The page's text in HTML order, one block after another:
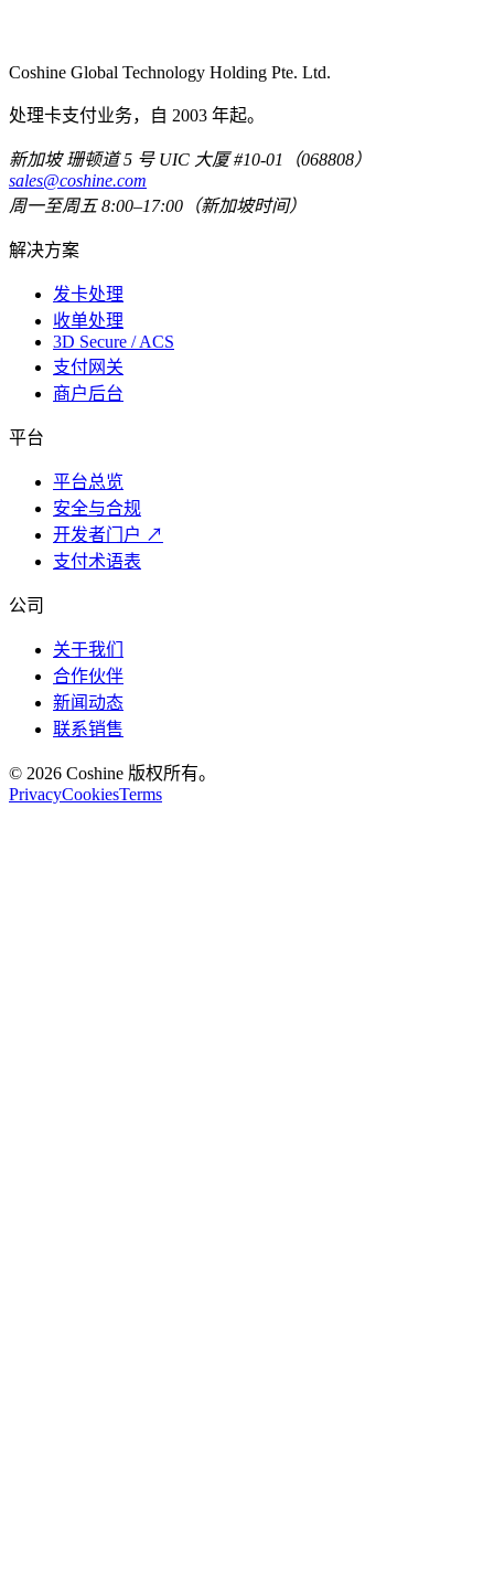
Coshine Global Technology Holding Pte. Ltd.
处理卡支付业务，自 2003 年起。
新加坡 珊顿道 5 号 UIC 大厦 #10-01（068808）
sales@coshine.com
周一至周五 8:00–17:00（新加坡时间）
解决方案
发卡处理
收单处理
3D Secure / ACS
支付网关
商户后台
平台
平台总览
安全与合规
开发者门户 ↗
支付术语表
公司
关于我们
合作伙伴
新闻动态
联系销售
© 2026 Coshine 版权所有。
PrivacyCookiesTerms